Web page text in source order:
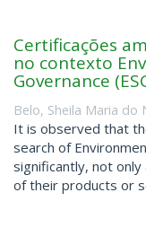
Certificações
no contexto
Governance
Belo, Sheila Maria do
It is observed that
search of
significantly, not
of their products or